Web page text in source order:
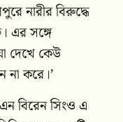
নারীর বিরুদ্ধে
এর সঙ্গে
দেখে কেউ
না করে।’
বিরেন সিংও এ